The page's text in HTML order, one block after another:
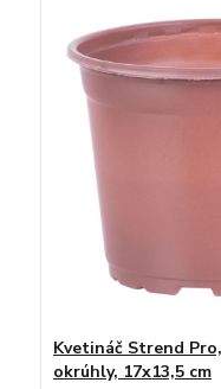
Kvetináč Strend
okrúhly, 17x13,5 cm